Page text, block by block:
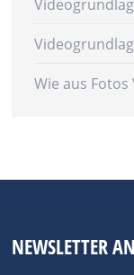
Wie aus
NEWSLETTER